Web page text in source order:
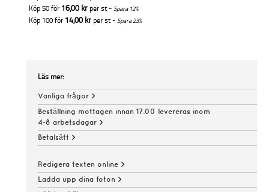
Köp 50 för 16,00 kr per st - Spara 12%
Köp 100 för 14,00 kr per st - Spara23%
Läs mer:
Vanliga frågor >
Beställning mottagen innan 17.00 levereras inom
4-8 arbetsdagar >
Betalsätt >
Redigera texten online >
Ladda upp dina foton >